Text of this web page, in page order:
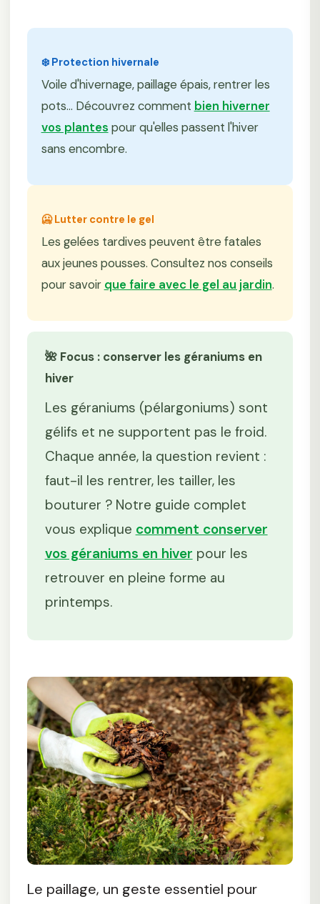
❄️ Protection hivernale
Voile d'hivernage, paillage épais, rentrer les
pots... Découvrez comment bien hiverner
vos plantes pour qu'elles passent l'hiver
sans encombre.
🥶 Lutter contre le gel
Les gelées tardives peuvent être fatales
aux jeunes pousses. Consultez nos conseils
pour savoir que faire avec le gel au jardin.
🌺 Focus : conserver les géraniums en
hiver
Les géraniums (pélargoniums) sont
gélifs et ne supportent pas le froid.
Chaque année, la question revient :
faut-il les rentrer, les tailler, les
bouturer ? Notre guide complet
vous explique comment conserver
vos géraniums en hiver pour les
retrouver en pleine forme au
printemps.
Le paillage, un geste essentiel pour